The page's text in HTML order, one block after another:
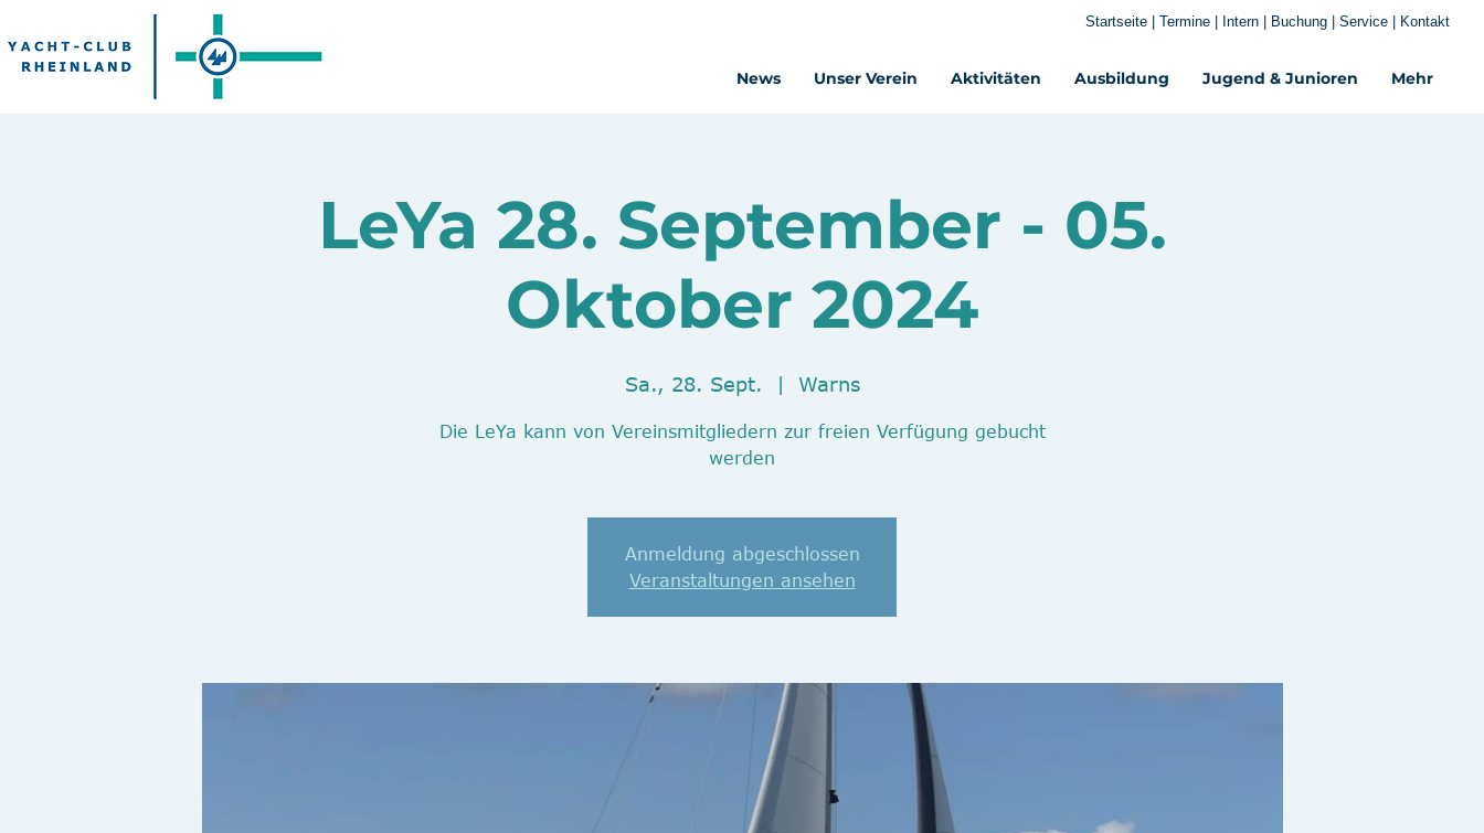
News Unser Verein Aktivitäten Ausbildung Jugend & Junioren Mehr‎
Startseite Termine Intern Buchung Service Kontakt
LeYa 28. September - 05.
Oktober 2024
Sa., 28. Sept.
  |
Warns
Die LeYa kann von Vereinsmitgliedern zur freien Verfügung gebucht
werden
Anmeldung abgeschlossen
Veranstaltungen ansehen